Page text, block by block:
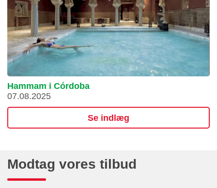
Hammam i Córdoba
07.08.2025
Se indlæg
Modtag vores tilbud